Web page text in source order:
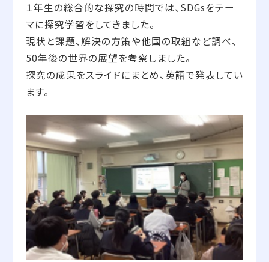
１年生の総合的な探究の時間では、SDGsをテー
マに探究学習をしてきました。
現状と課題、解決の方策や他国の取組など調べ、
50年後の世界の展望を考察しました。
探究の成果をスライドにまとめ、英語で発表してい
ます。